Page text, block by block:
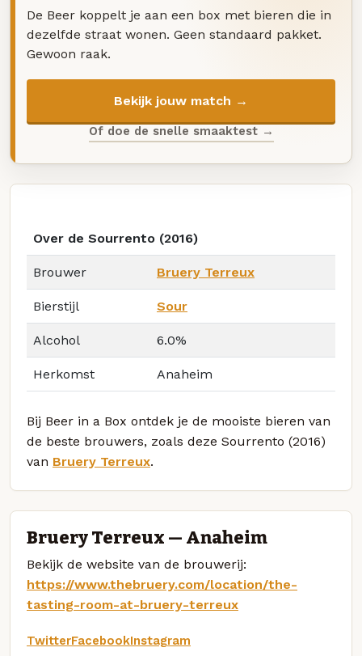
De Beer koppelt je aan een box met bieren die in
dezelfde straat wonen. Geen standaard pakket.
Gewoon raak.
Bekijk jouw match →
Of doe de snelle smaaktest →
Over de Sourrento (2016)
Brouwer Bruery Terreux
Bierstijl Sour
Alcohol 6.0%
Herkomst Anaheim
Bij Beer in a Box ontdek je de mooiste bieren van
de beste brouwers, zoals deze Sourrento (2016)
van Bruery Terreux.
Bruery Terreux — Anaheim
Bekijk de website van de brouwerij:
https://www.thebruery.com/location/the-
tasting-room-at-bruery-terreux
TwitterFacebookInstagram